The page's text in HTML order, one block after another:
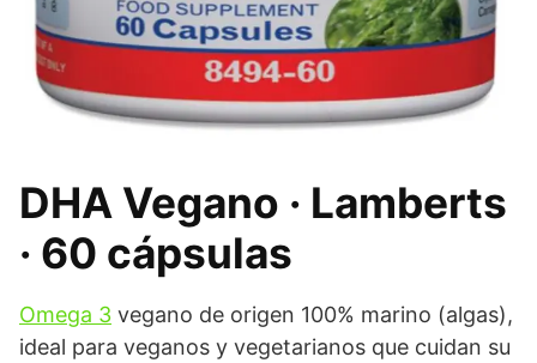
DHA Vegano · Lamberts
· 60 cápsulas
Omega 3 vegano de origen 100% marino (algas),
ideal para veganos y vegetarianos que cuidan su